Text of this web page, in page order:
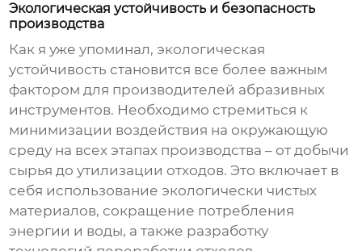
Экологическая устойчивость и безопасность
производства
Как я уже упоминал, экологическая
устойчивость становится все более важным
фактором для производителей абразивных
инструментов. Необходимо стремиться к
минимизации воздействия на окружающую
среду на всех этапах производства – от добычи
сырья до утилизации отходов. Это включает в
себя использование экологически чистых
материалов, сокращение потребления
энергии и воды, а также разработку